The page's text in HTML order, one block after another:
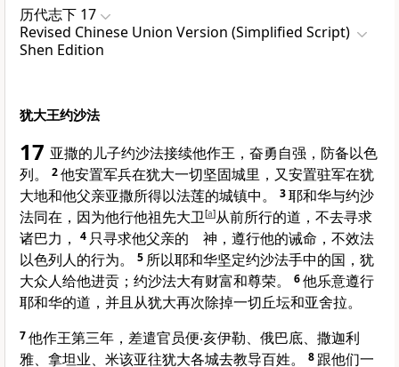
历代志下 17
Revised Chinese Union Version (Simplified Script)
Shen Edition
犹大王约沙法
17 亚撒的儿子约沙法接续他作王，奋勇自强，防备以色
列。 2他安置军兵在犹大一切坚固城里，又安置驻军在犹
大地和他父亲亚撒所得以法莲的城镇中。 3耶和华与约沙
法同在，因为他行他祖先大卫[a]从前所行的道，不去寻求
诸巴力 ， 4 只寻求他父亲的 神，遵行他的诫命，不效法
以色列人的行为。 5 所以耶和华坚定约沙法手中的国， 犹
大众人给他进贡； 约沙法大有财富和尊荣。 6他乐意遵行
耶和华的道，并且从犹大再次除掉一切丘坛和亚舍拉。
7他作王第三年，差遣官员便‧亥伊勒、 俄巴底、 撒迦利
雅、 拿坦业、 米该亚往犹大各城去教导百姓。 8 跟他们一